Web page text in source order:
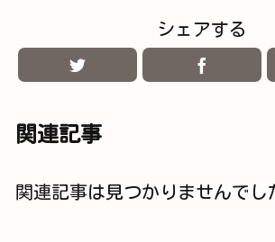
シェアする
関連記事
関連記事は見つかりませんでし